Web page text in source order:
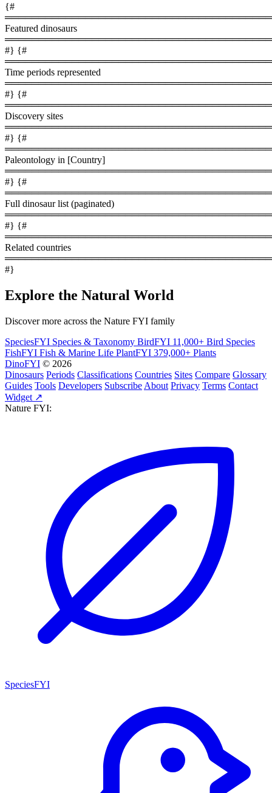
{#
Featured dinosaurs
#} {#
Time periods represented
#} {#
Discovery sites
#} {#
Paleontology in [Country]
#} {#
Full dinosaur list (paginated)
#} {#
Related countries
#}
Explore the Natural World
Discover more across the Nature FYI family
SpeciesFYI Species & Taxonomy BirdFYI 11,000+ Bird Species
FishFYI Fish & Marine Life PlantFYI 379,000+ Plants
DinoFYI © 2026
Dinosaurs Periods Classifications Countries Sites Compare Glossary
Guides Tools Developers Subscribe About Privacy Terms Contact
Widget ↗
Nature FYI:
SpeciesFYI